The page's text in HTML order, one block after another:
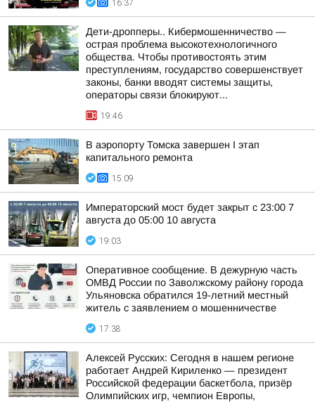
16:37
Дети-дропперы.. Кибермошенничество —
острая проблема высокотехнологичного
общества. Чтобы противостоять этим
преступлениям, государство совершенствует
законы, банки вводят системы защиты,
операторы связи блокируют...
19:46
В аэропорту Томска завершен I этап
капитального ремонта
15:09
Императорский мост будет закрыт с 23:00 7
августа до 05:00 10 августа
19:03
Оперативное сообщение. В дежурную часть
ОМВД России по Заволжскому району города
Ульяновска обратился 19-летний местный
житель с заявлением о мошенничестве
17:38
Алексей Русских: Сегодня в нашем регионе
работает Андрей Кириленко — президент
Российской федерации баскетбола, призёр
Олимпийских игр, чемпион Европы,